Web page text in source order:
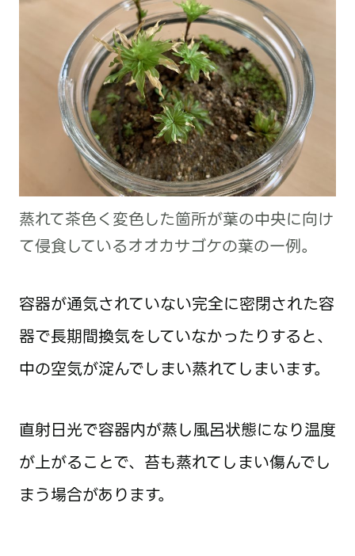
蒸れて茶色く変色した箇所が葉の中央に向け
て侵食しているオオカサゴケの葉の一例。
容器が通気されていない完全に密閉された容
器で長期間換気をしていなかったりすると、
中の空気が淀んでしまい蒸れてしまいます。
直射日光で容器内が蒸し風呂状態になり温度
が上がることで、苔も蒸れてしまい傷んでし
まう場合があります。